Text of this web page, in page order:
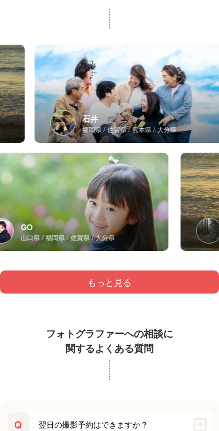
石井
福岡県 佐賀県 熊本県 大分県
GO
山口県 福岡県 佐賀県 大分県
もっと見る
フォトグラファーへの相談に
関するよくある質問
Q 翌日の撮影予約はできますか？